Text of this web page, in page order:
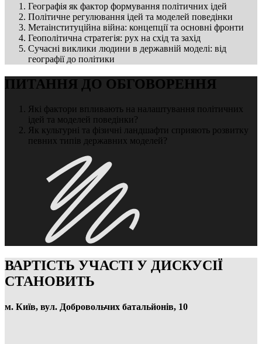
Географія як фактор формування політичних ідей
Політичне регулювання ідей та моделей поведінки
Метаінституційна війна: концепції та основні фронти
Геополітична стратегія: рух на схід та захід
Сучасні виклики людини в державній моделі: від
географії до політики
ПИТАННЯ ДО ОБГОВОРЕННЯ
Які фактори впливають на налаштування політичних
ідей та моделей поведінки?
Як культурні та фізичні ландшафти сприяють розвитку
певних типів державних моделей?
ВАРТІСТЬ УЧАСТІ У ДИСКУСІЇ
СТАНОВИТЬ
м. Київ, вул. Добровольчих батальйонів, 10